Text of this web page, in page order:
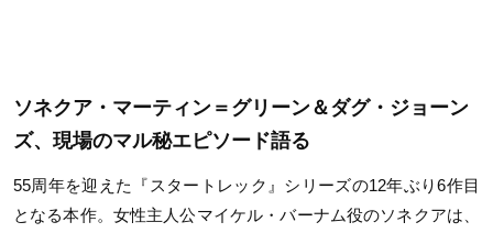
ソネクア・マーティン＝グリーン＆ダグ・ジョーン
ズ、現場のマル秘エピソード語る
55周年を迎えた『スタートレック』シリーズの12年ぶり6作目
となる本作。女性主人公マイケル・バーナム役のソネクアは、